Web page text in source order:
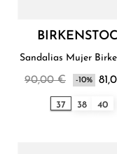
Sandalias Mujer
90,00 € -10%
37 38 40